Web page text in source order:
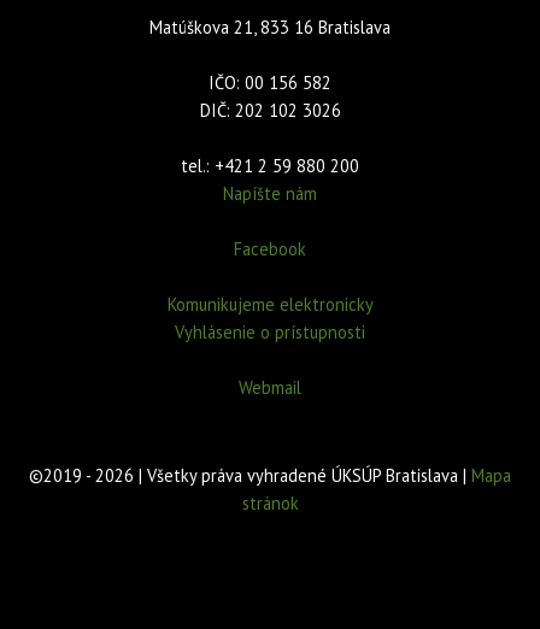
Matúškova 21, 833 16 Bratislava
IČO: 00 156 582
DIČ: 202 102 3026
tel.: +421 2 59 880 200
Napíšte nám
Facebook
Komunikujeme elektronicky
Vyhlásenie o prístupnosti
Webmail
©2019 - 2026 | Všetky práva vyhradené ÚKSÚP Bratislava | Mapa
stránok